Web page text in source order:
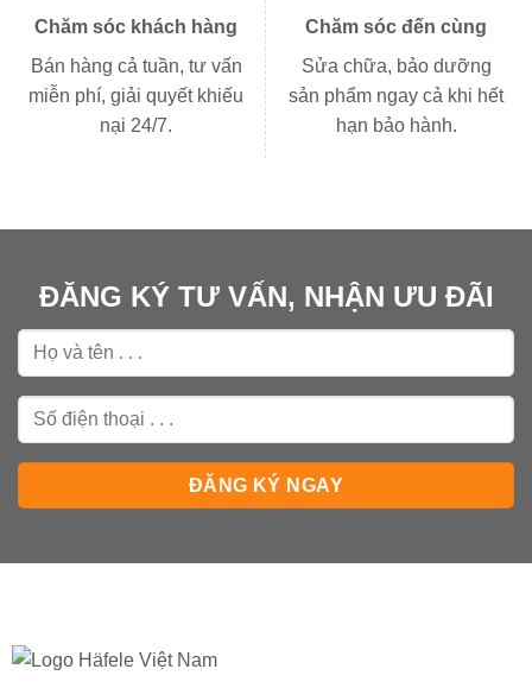
Chăm sóc khách hàng
Bán hàng cả tuần, tư vấn
miễn phí, giải quyết khiếu
nại 24/7.
Chăm sóc đến cùng
Sửa chữa, bảo dưỡng
sản phẩm ngay cả khi hết
hạn bảo hành.
ĐĂNG KÝ TƯ VẤN, NHẬN ƯU ĐÃI